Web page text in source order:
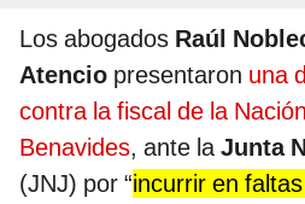
Los abogados Raúl
Atencio presentaron una
contra la fiscal de la
Benavides, ante laJunta
(JNJ) por “incurrir en